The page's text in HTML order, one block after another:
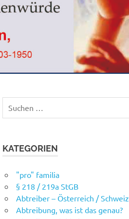
Suchen
KATEGORIEN
"pro" familia
§ 218 / 219a StGB
Abtreiber – Österreich / Schweiz
Abtreibung, was ist das genau?